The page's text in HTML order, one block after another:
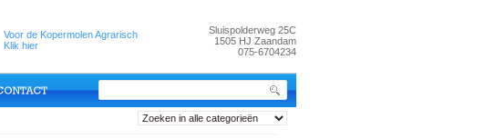
Voor de Kopermolen Agrarisch
Klik hier
Sluispolderweg 25C
1505 HJ Zaandam
075-6704234